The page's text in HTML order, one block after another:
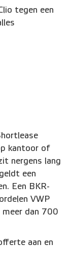
tegen een
kantoor of
nergens lang
een
Een BKR-
VWP
dan 700
aan en